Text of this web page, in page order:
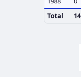
Total